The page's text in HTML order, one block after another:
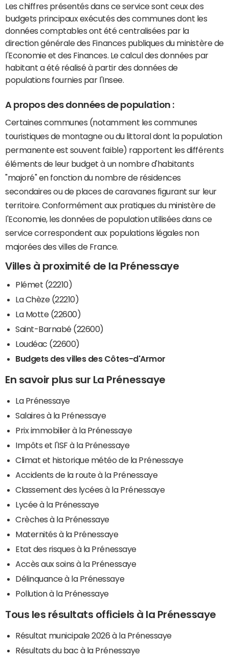
Les chiffres présentés dans ce service sont ceux des
budgets principaux exécutés des communes dont les
données comptables ont été centralisées par la
direction générale des Finances publiques du ministère de
l'Economie et des Finances. Le calcul des données par
habitant a été réalisé à partir des données de
populations fournies par l'Insee.
A propos des données de population :
Certaines communes (notamment les communes
touristiques de montagne ou du littoral dont la population
permanente est souvent faible) rapportent les différents
éléments de leur budget à un nombre d'habitants
"majoré" en fonction du nombre de résidences
secondaires ou de places de caravanes figurant sur leur
territoire. Conformément aux pratiques du ministère de
l'Economie, les données de population utilisées dans ce
service correspondent aux populations légales non
majorées des villes de France.
Villes à proximité de la Prénessaye
Plémet (22210)
La Chèze (22210)
La Motte (22600)
Saint-Barnabé (22600)
Loudéac (22600)
Budgets des villes des Côtes-d'Armor
En savoir plus sur La Prénessaye
La Prénessaye
Salaires à la Prénessaye
Prix immobilier à la Prénessaye
Impôts et l'ISF à la Prénessaye
Climat et historique météo de la Prénessaye
Accidents de la route à la Prénessaye
Classement des lycées à la Prénessaye
Lycée à la Prénessaye
Crèches à la Prénessaye
Maternités à la Prénessaye
Etat des risques à la Prénessaye
Accès aux soins à la Prénessaye
Délinquance à la Prénessaye
Pollution à la Prénessaye
Tous les résultats officiels à la Prénessaye
Résultat municipale 2026 à la Prénessaye
Résultats du bac à la Prénessaye